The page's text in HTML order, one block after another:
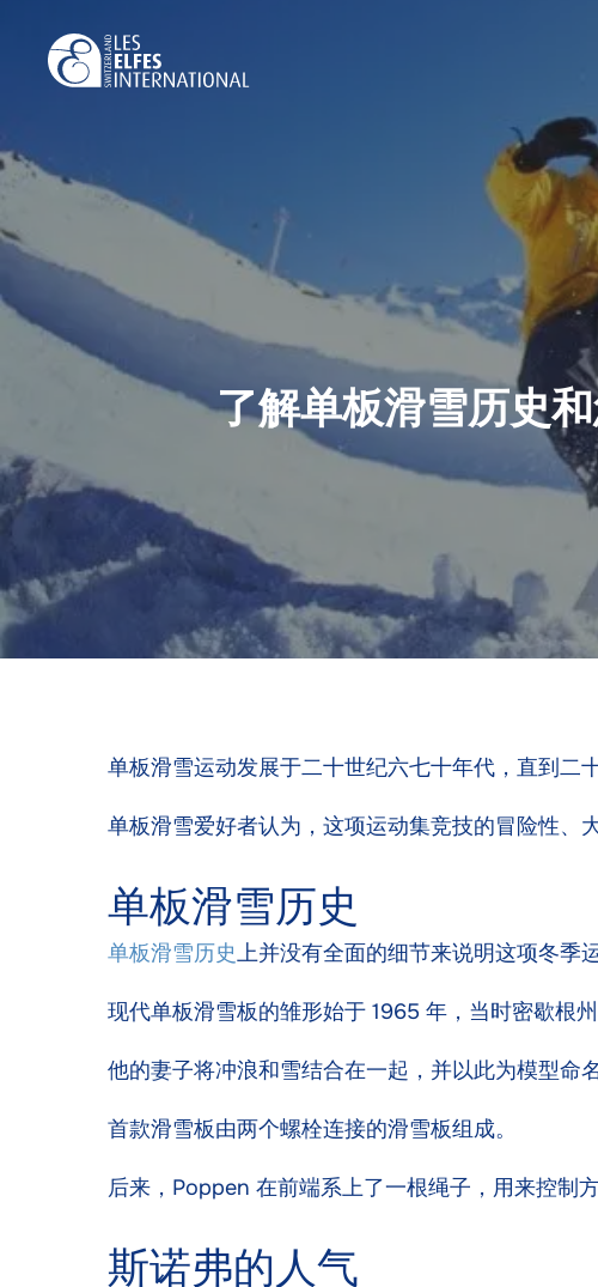
content
了解单板滑雪历史
单板滑雪运动发展于二十世纪六七十年代，直到二
单板滑雪爱好者认为，这项运动集竞技的冒险性、
单板滑雪历史
单板滑雪历史上并没有全面的细节来说明这项冬季
现代单板滑雪板的雏形始于 1965 年，当时密歇根
他的妻子将冲浪和雪结合在一起，并以此为模型命
首款滑雪板由两个螺栓连接的滑雪板组成。
后来，Poppen 在前端系上了一根绳子，用来控制
斯诺弗的人气